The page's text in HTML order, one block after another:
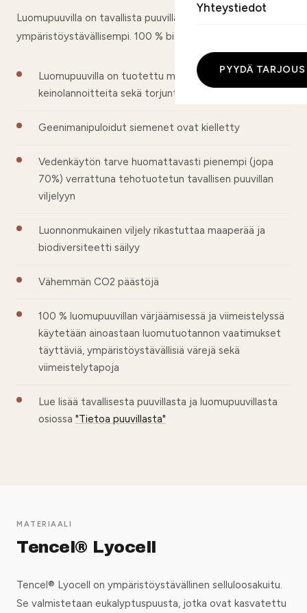
Yhteystiedot
PYYDÄ TARJOUS
Luomupuuvilla on tavallista puuvillaa huomattavasti
ympäristöystävällisempi. 100 % biohajoava.
Luomupuuvilla on tuotettu mm. ilman
keinolannoitteita sekä torjunta-aineita
Geenimanipuloidut siemenet ovat kielletty
Vedenkäytön tarve huomattavasti pienempi (jopa
70%) verrattuna tehotuotetun tavallisen puuvillan
viljelyyn
Luonnonmukainen viljely rikastuttaa maaperää ja
biodiversiteetti säilyy
Vähemmän CO2 päästöjä
100 % luomupuuvillan värjäämisessä ja viimeistelyssä
käytetään ainoastaan luomutuotannon vaatimukset
täyttäviä, ympäristöystävällisiä värejä sekä
viimeistelytapoja
Lue lisää tavallisesta puuvillasta ja luomupuuvillasta
osiossa "Tietoa puuvillasta"
MATERIAALI
Tencel® Lyocell
Tencel® Lyocell on ympäristöystävällinen selluloosakuitu.
Se valmistetaan eukalyptuspuusta, jotka ovat kasvatettu